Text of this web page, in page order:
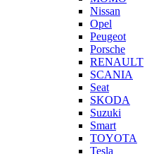
Nissan
Opel
Peugeot
Porsche
RENAULT
SCANIA
Seat
SKODA
Suzuki
Smart
TOYOTA
Tesla